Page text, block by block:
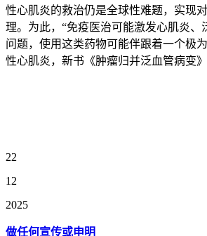
性心肌炎的救治仍是全球性难题，实现
理。为此，“免疫医治可能激发心肌炎、
问题，使用这类药物可能伴跟着一个
性心肌炎，新书《肿瘤归并泛血管病变
22
12
2025
做任何宣传或申明